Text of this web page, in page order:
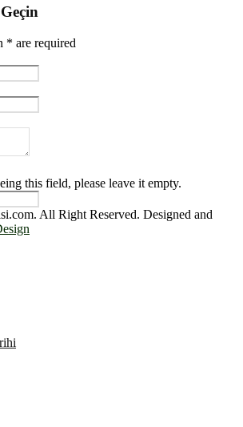
* are required
this field, please leave it empty.
All Right Reserved. Designed and